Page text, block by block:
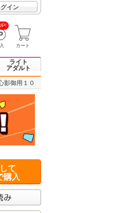
グイン
カート
ライト
アダルト
影御用１０
て
購入